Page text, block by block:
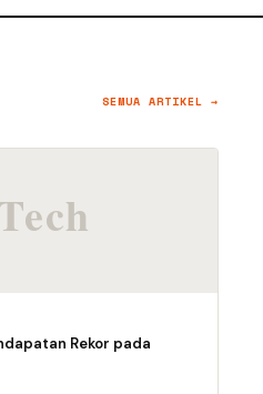
SEMUA ARTIKEL →
Rekor pada